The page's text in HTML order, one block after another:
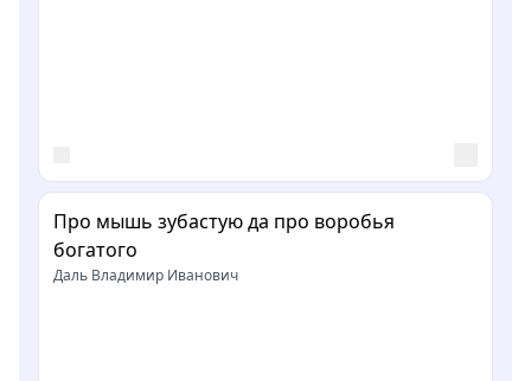
Про мышь зубастую да про воробья
богатого
Даль Владимир Иванович